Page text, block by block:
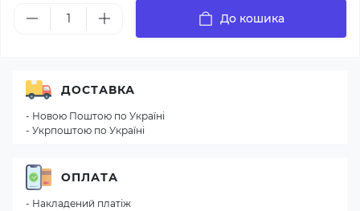
До кошика
ДОСТАВКА
- Новою Поштою по Україні
- Укрпоштою по Україні
ОПЛАТА
- Накладений платіж